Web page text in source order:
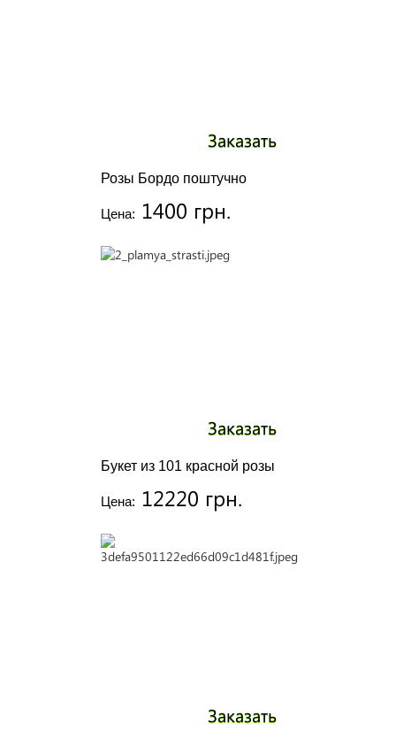
Розы Бордо поштучно
Цена: 1400 грн.
Заказать
Букет из 101 красной розы
Цена: 12220 грн.
Заказать
Заказать